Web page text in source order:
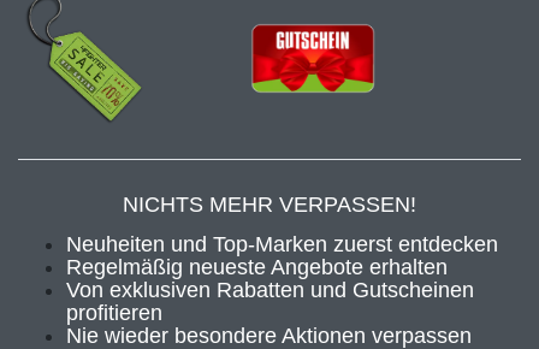
NICHTS MEHR VERPASSEN!
Neuheiten und Top-Marken zuerst entdecken
Regelmäßig neueste Angebote erhalten
Von exklusiven Rabatten und Gutscheinen
profitieren
Nie wieder besondere Aktionen verpassen